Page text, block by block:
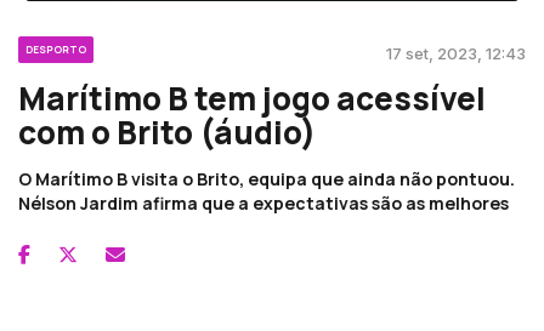
DESPORTO 17 set, 2023, 12:43
Marítimo B tem jogo acessível
com o Brito (áudio)
O Marítimo B visita o Brito, equipa que ainda não pontuou.
Nélson Jardim afirma que a expectativas são as melhores